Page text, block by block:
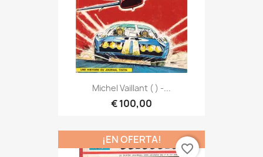
Michel Vaillant ( ) -...
€ 100,00
¡EN OFERTA!
favorite_border